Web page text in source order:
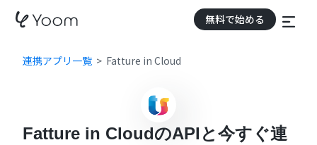
無料で始める
連携アプリ一覧 Fatture in Cloud
Fatture in CloudのAPIと今すぐ連